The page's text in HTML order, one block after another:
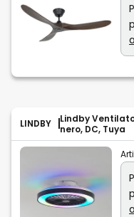
LINDBY
Lindby
nero, DC, Tuya